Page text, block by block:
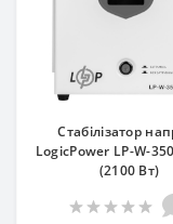
Стабілізатор
LogicPower LP-W-
(2100 Вт)